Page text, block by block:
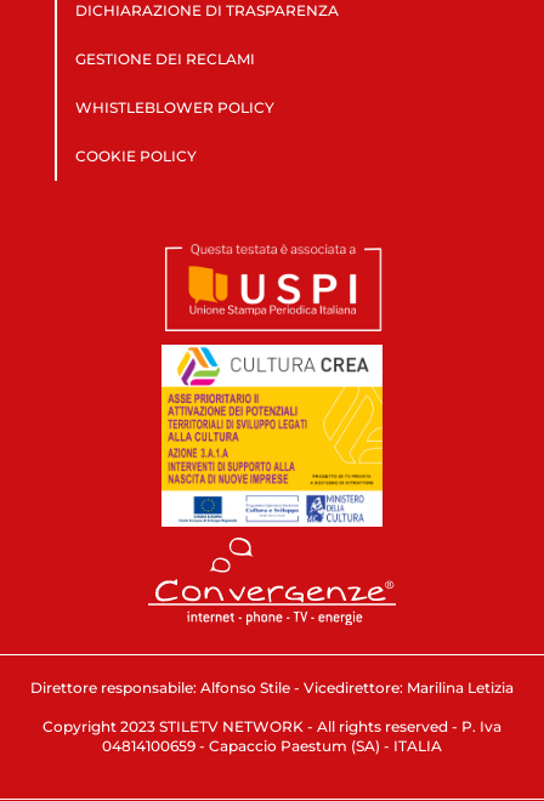
DICHIARAZIONE DI TRASPARENZA
GESTIONE DEI RECLAMI
WHISTLEBLOWER POLICY
COOKIE POLICY
Direttore responsabile: Alfonso Stile - Vicedirettore: Marilina Letizia
Copyright 2023 STILETV NETWORK - All rights reserved - P. Iva
04814100659 - Capaccio Paestum (SA) - ITALIA